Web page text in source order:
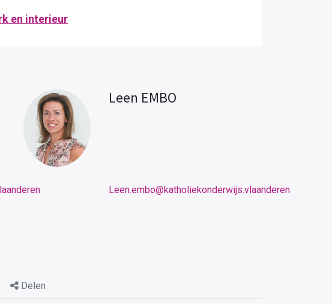
en interieur
Leen EMBO
Leen.embo@katholiekonderwijs.vlaanderen
Delen